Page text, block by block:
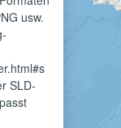
usw.
SLD-